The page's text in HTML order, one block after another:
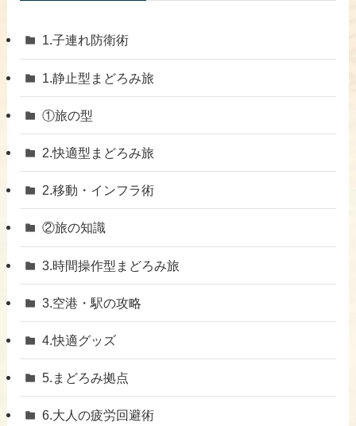
1.子連れ防衛術
1.静止型まどろみ旅
①旅の型
2.快適型まどろみ旅
​2.移動・インフラ術
②旅の知識
3.時間操作型まどろみ旅
​3.空港・駅の攻略
​4.快適グッズ
​5.まどろみ拠点
6.大人の疲労回避術